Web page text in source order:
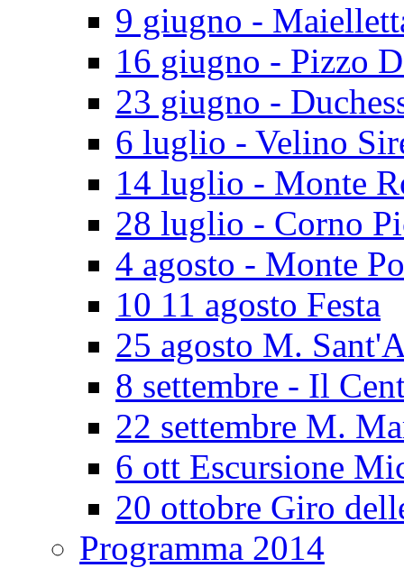
9 giugno -
16 giugno - Pizzo
23 giugno -
6 luglio - Velino
14 luglio - Monte
28 luglio - Corno
4 agosto - Monte
10 11 agosto Festa
25 agosto M.
8 settembre - Il
22 settembre M.
6 ott Escursione
20 ottobre Giro
Programma 2014